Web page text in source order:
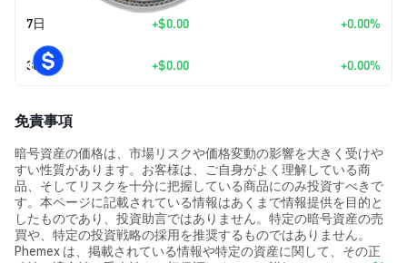
7日 +$0.00 +0.00%
30日 +$0.00 +0.00%
免責事項
暗号資産の価格は、市場リスクや価格変動の影響を大きく受けや
すい性質があります。お客様は、ご自身がよく理解している商
品、そしてリスクを十分に把握している商品にのみ投資すべきで
す。本ページに記載されている情報はあくまで情報提供を目的と
したものであり、投資助言ではありません。特定の暗号資産の売
買や、特定の投資戦略の採用を推奨するものではありません。
Phemex は、掲載されている情報や特定の資産に関して、その正